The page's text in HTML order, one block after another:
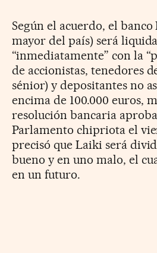
Según el acuerdo, el
mayor del país) será
“inmediatamente” con la
de accionistas, tenedores
sénior) y depositantes no
encima de 100.000 euros,
resolución bancaria
Parlamento chipriota el
precisó que Laiki será
bueno y en uno malo, el
en un futuro.